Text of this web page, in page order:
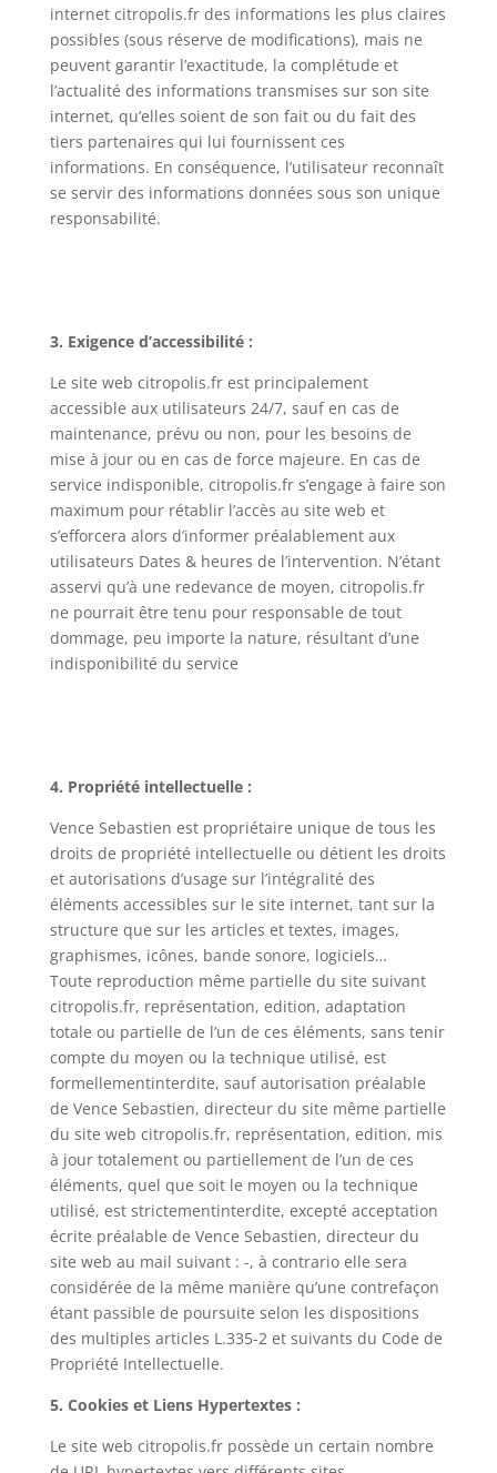
internet citropolis.fr des informations les plus claires
possibles (sous réserve de modifications), mais ne
peuvent garantir l’exactitude, la complétude et
l’actualité des informations transmises sur son site
internet, qu’elles soient de son fait ou du fait des
tiers partenaires qui lui fournissent ces
informations. En conséquence, l’utilisateur reconnaît
se servir des informations données sous son unique
responsabilité.
3. Exigence d’accessibilité :
Le site web citropolis.fr est principalement
accessible aux utilisateurs 24/7, sauf en cas de
maintenance, prévu ou non, pour les besoins de
mise à jour ou en cas de force majeure. En cas de
service indisponible, citropolis.fr s’engage à faire son
maximum pour rétablir l’accès au site web et
s’efforcera alors d’informer préalablement aux
utilisateurs Dates & heures de l’intervention. N’étant
asservi qu’à une redevance de moyen, citropolis.fr
ne pourrait être tenu pour responsable de tout
dommage, peu importe la nature, résultant d’une
indisponibilité du service
4. Propriété intellectuelle :
Vence Sebastien est propriétaire unique de tous les
droits de propriété intellectuelle ou détient les droits
et autorisations d’usage sur l’intégralité des
éléments accessibles sur le site internet, tant sur la
structure que sur les articles et textes, images,
graphismes, icônes, bande sonore, logiciels…
Toute reproduction même partielle du site suivant
citropolis.fr, représentation, edition, adaptation
totale ou partielle de l’un de ces éléments, sans tenir
compte du moyen ou la technique utilisé, est
formellementinterdite, sauf autorisation préalable
de Vence Sebastien, directeur du site même partielle
du site web citropolis.fr, représentation, edition, mis
à jour totalement ou partiellement de l’un de ces
éléments, quel que soit le moyen ou la technique
utilisé, est strictementinterdite, excepté acceptation
écrite préalable de Vence Sebastien, directeur du
site web au mail suivant : -, à contrario elle sera
considérée de la même manière qu’une contrefaçon
étant passible de poursuite selon les dispositions
des multiples articles L.335-2 et suivants du Code de
Propriété Intellectuelle.
5. Cookies et Liens Hypertextes :
Le site web citropolis.fr possède un certain nombre